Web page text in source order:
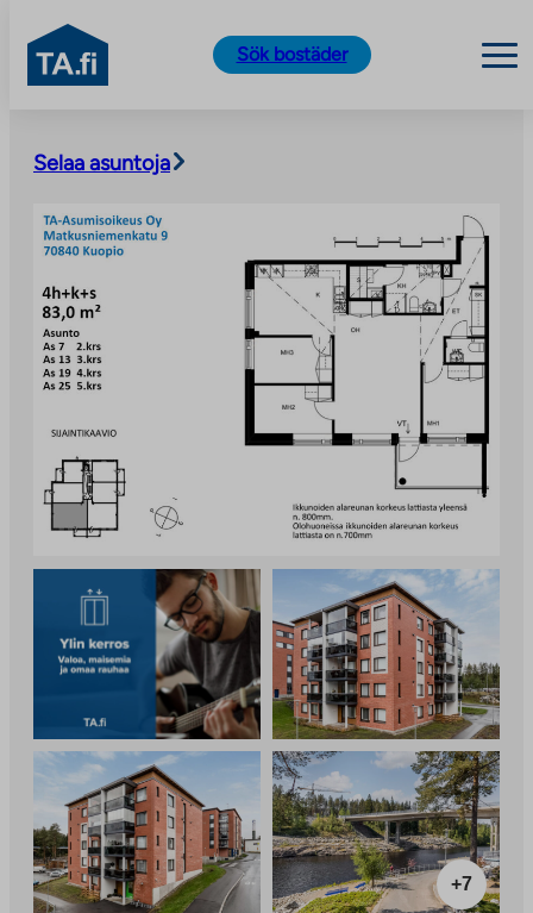
content
TA.fi
Sök bostäder
Selaa asuntoja
+7